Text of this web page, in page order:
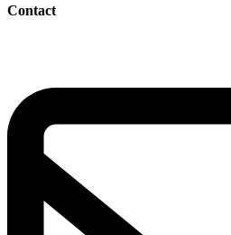
Contact